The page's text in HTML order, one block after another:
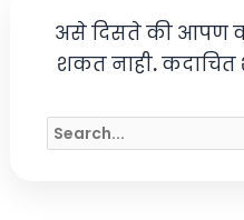
असे दिसते की आपण
शकत नाही.
साठी
शोधा: